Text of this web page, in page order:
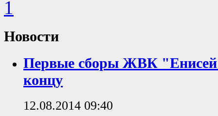
Новости
Первые сборы ЖВК
концу
12.08.2014 09:40